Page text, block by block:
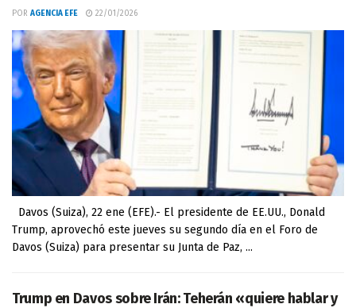
POR AGENCIA EFE 22/01/2026
Davos (Suiza), 22 ene (EFE).- El presidente de EE.UU., Donald
Trump, aprovechó este jueves su segundo día en el Foro de
Davos (Suiza) para presentar su Junta de Paz, ...
Trump en Davos sobre Irán: Teherán «quiere hablar y